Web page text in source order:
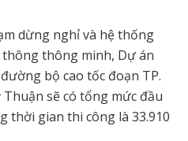
dừng nghỉ và hệ thống
thông minh, Dự án
bộ cao tốc đoạn TP.
sẽ có tổng mức đầu
thời gian thi công là 33.910